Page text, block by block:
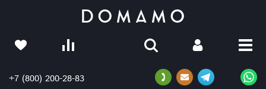
+7 (800) 200-28-83